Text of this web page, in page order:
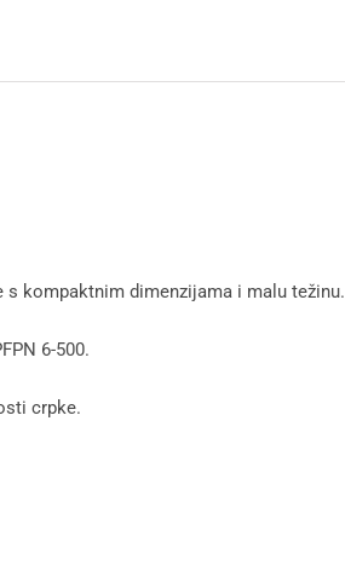
s kompaktnim dimenzijama i malu težinu.
6-500.
crpke.